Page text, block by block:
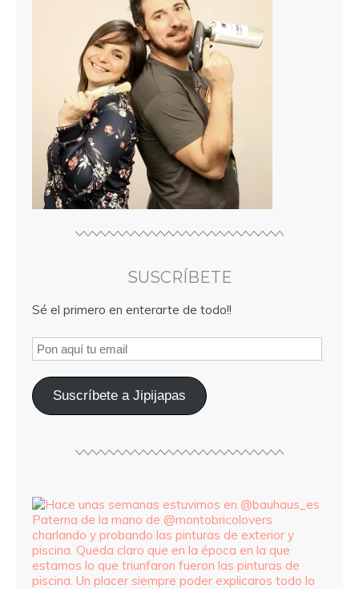
SUSCRÍBETE
Sé el primero en enterarte de todo!!
Suscríbete a Jipijapas